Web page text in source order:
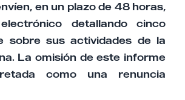
en un plazo de 48 horas,
detallando cinco
sobre sus actividades de la
La omisión de este informe
como una renuncia